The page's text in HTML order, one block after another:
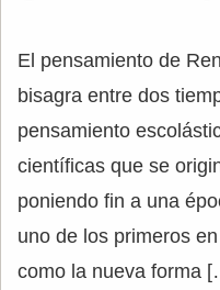
El pensamiento de
bisagra entre dos
pensamiento
científicas que se
poniendo fin a una
uno de los primeros
como la nueva forma